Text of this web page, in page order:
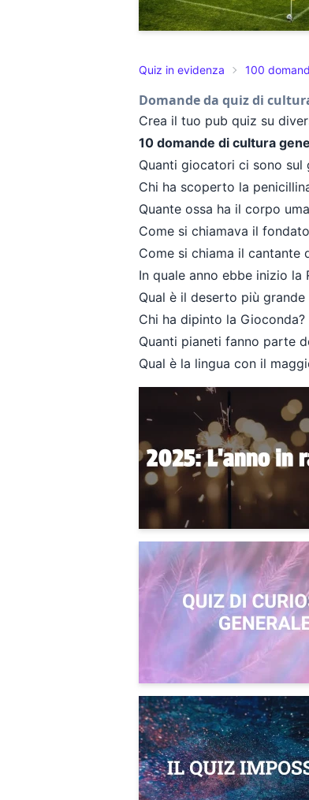
Quiz in evidenza 100
Domande da quiz di
Crea il tuo pub quiz su
10 domande di cultura
Quanti giocatori ci sono
Chi ha scoperto la
Quante ossa ha il corpo
Come si chiamava il
Come si chiama il cantante
In quale anno ebbe inizio la
Qual è il deserto più
Chi ha dipinto la Gioconda?
Quanti pianeti fanno parte
Qual è la lingua con il